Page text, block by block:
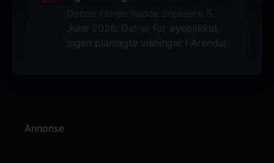
June 2026. Det er for øyeblikket
ingen planlagte visninger i Arendal
Annonse